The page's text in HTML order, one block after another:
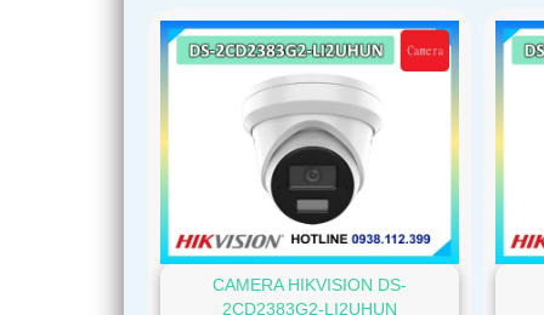
CAMERA HIKVISION DS-
2CD2383G2-LI2UHUN